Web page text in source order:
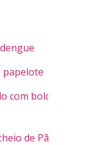
papelote
com bolo de
de Pão